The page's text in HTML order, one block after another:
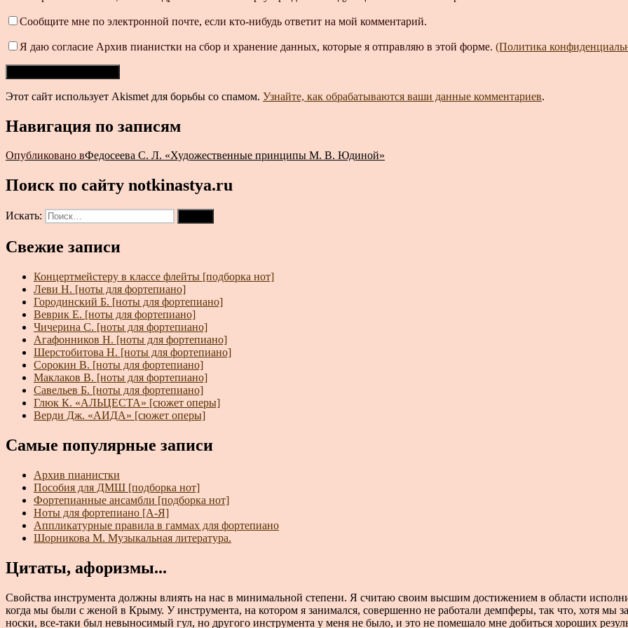
Сообщите мне по электронной почте, если кто-нибудь ответит на мой комментарий.
Я даю согласие Архив пианистки на сбор и хранение данных, которые я отправляю в этой форме. (Политика
Этот сайт использует Akismet для борьбы со спамом. Узнайте, как обрабатываются ваши данные комментариев.
Навигация по записям
Опубликовано вФедосеева С. Л. «Художественные принципы М. В. Юдиной»
Поиск по сайту notkinastya.ru
Искать:
Свежие записи
Концертмейстеру в классе флейты [подборка нот]
Леви Н. [ноты для фортепиано]
Городинский Б. [ноты для фортепиано]
Веврик Е. [ноты для фортепиано]
Чичерина С. [ноты для фортепиано]
Агафонников Н. [ноты для фортепиано]
Шерстобитова Н. [ноты для фортепиано]
Сорокин В. [ноты для фортепиано]
Маклаков В. [ноты для фортепиано]
Савельев Б. [ноты для фортепиано]
Глюк К. «АЛЬЦЕСТА» [сюжет оперы]
Верди Дж. «АИДА» [сюжет оперы]
Самые популярные записи
Архив пианистки
Пособия для ДМШ [подборка нот]
Фортепианные ансамбли [подборка нот]
Ноты для фортепиано [А-Я]
Аппликатурные правила в гаммах для фортепиано
Шорникова М. Музыкальная литература.
Цитаты, афоризмы...
Свойства инструмента должны влиять на нас в минимальной степени. Я считаю своим высшим достижением в области
когда мы были с женой в Крыму. У инструмента, на котором я занимался, совершенно не работали демпферы, так что, хотя мы
носки, все-таки был невыносимый гул, но другого инструмента у меня не было, и это не помешало мне добиться хороших